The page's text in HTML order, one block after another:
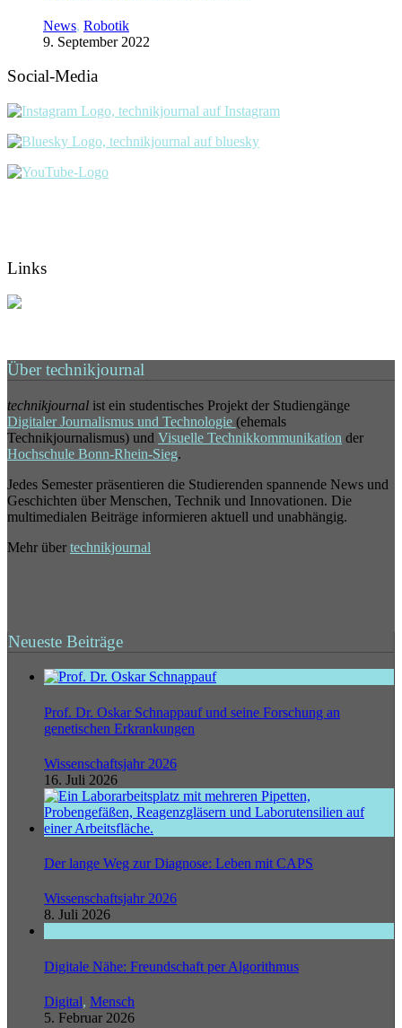
News, Robotik
9. September 2022
Social-Media
Links
Über technikjournal
technikjournal ist ein studentisches Projekt der Studiengänge
Digitaler Journalismus und Technologie (ehemals
Technikjournalismus) und Visuelle Technikkommunikation der
Hochschule Bonn-Rhein-Sieg.
Jedes Semester präsentieren die Studierenden spannende News und
Geschichten über Menschen, Technik und Innovationen. Die
multimedialen Beiträge informieren aktuell und unabhängig.
Mehr über technikjournal
Neueste Beiträge
Prof. Dr. Oskar Schnappauf und seine Forschung an
genetischen Erkrankungen
Wissenschaftsjahr 2026
16. Juli 2026
Der lange Weg zur Diagnose: Leben mit CAPS
Wissenschaftsjahr 2026
8. Juli 2026
Digitale Nähe: Freundschaft per Algorithmus
Digital, Mensch
5. Februar 2026